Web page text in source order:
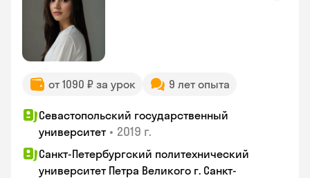
от 1090 ₽ за урок 9 лет опыта
Севастопольский государственный
университет • 2019 г.
Санкт-Петербургский политехнический
университет Петра Великого г. Санкт-